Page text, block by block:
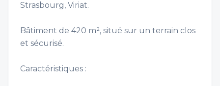
Strasbourg, Viriat.
Bâtiment de 420 m², situé sur un terrain clos
et sécurisé.
Caractéristiques :